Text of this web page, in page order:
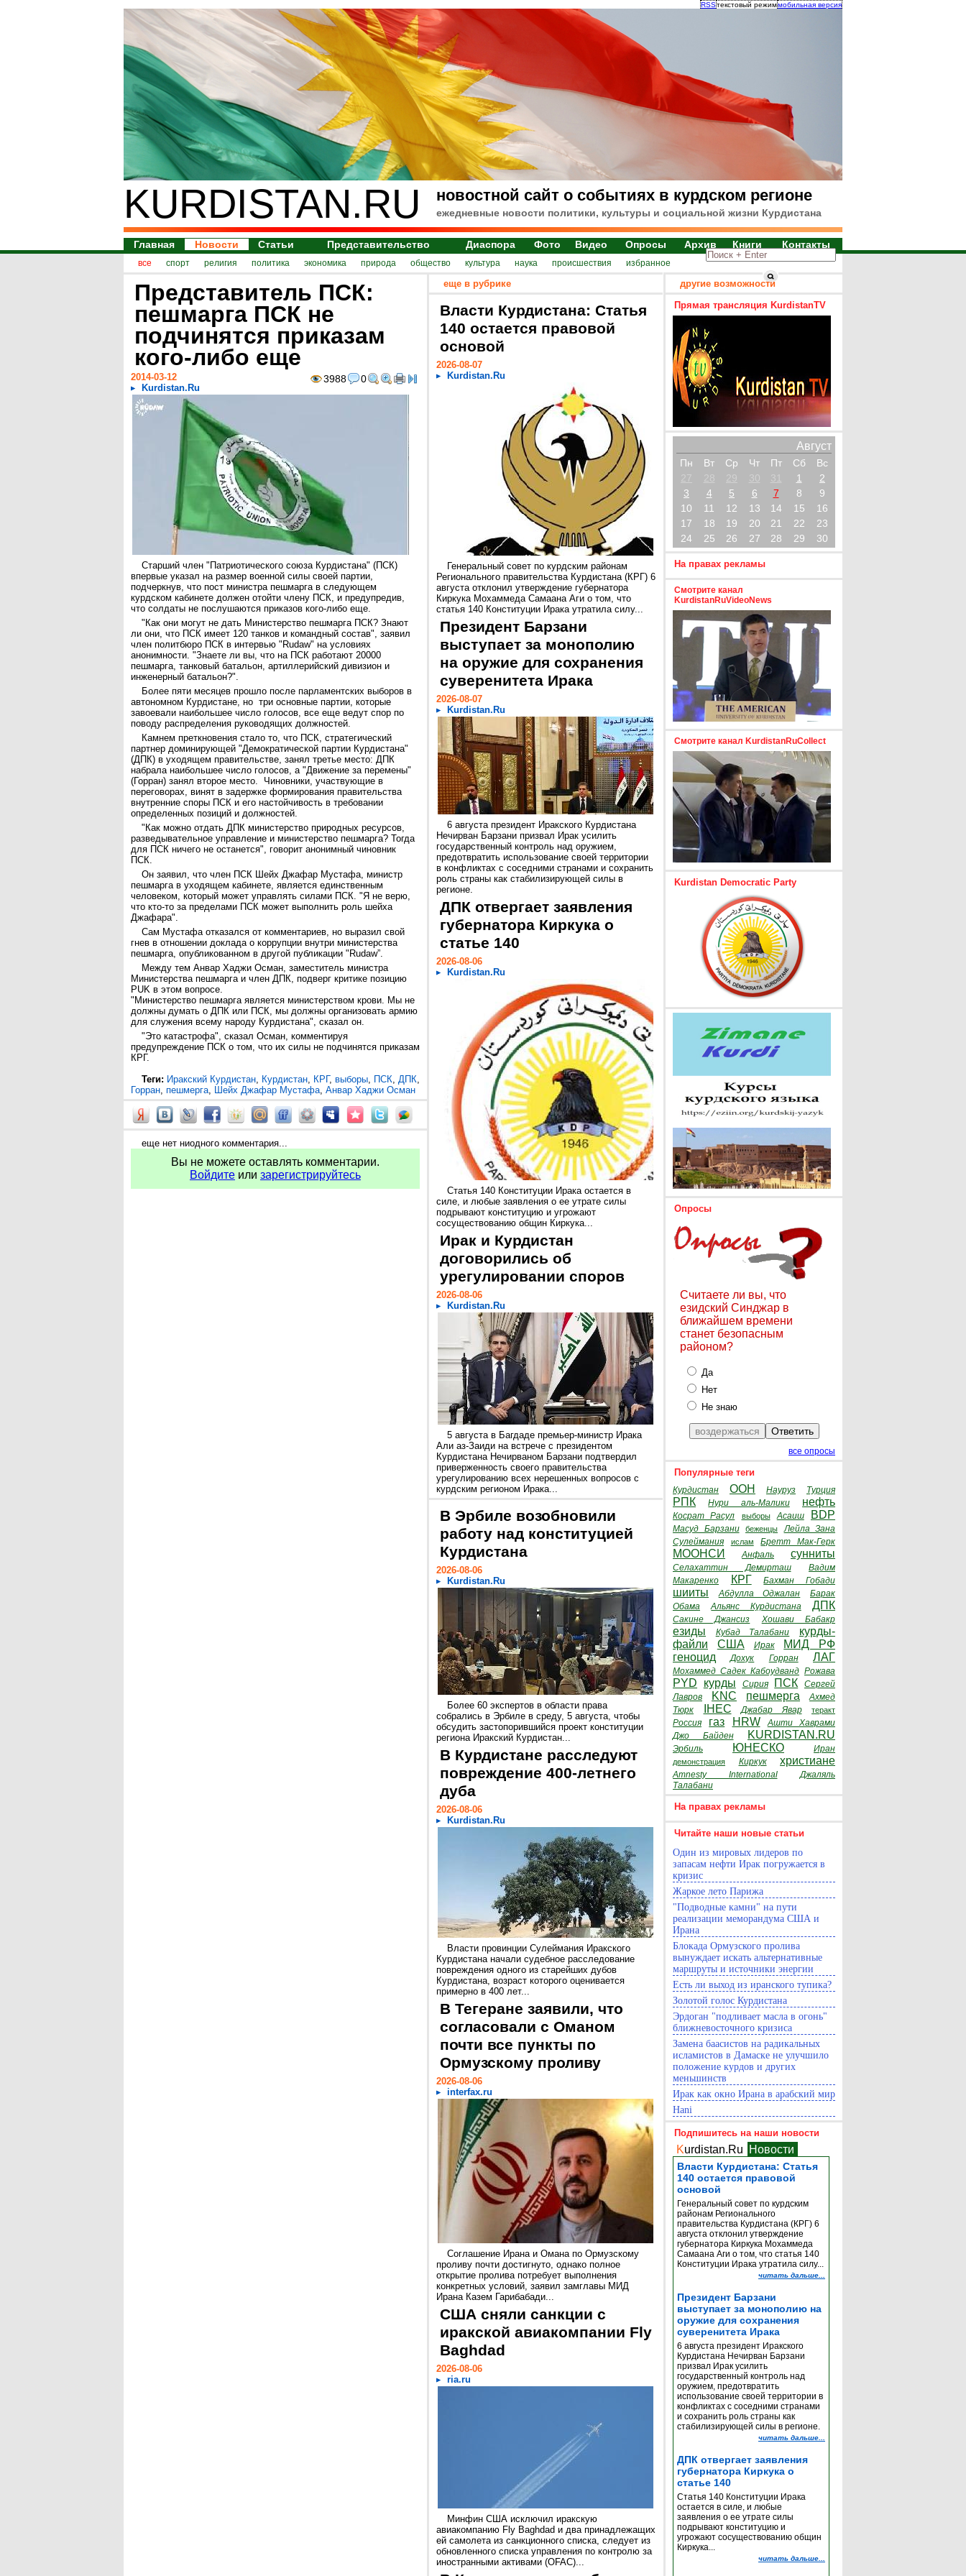
RSSтекстовый режиммобильная версия
KURDISTAN.RU новостной сайт о событиях в курдском регионе
ежедневные новости политики, культуры и социальной жизни Курдистана
Главная Новости Статьи Представительство Диаспора Фото Видео Опросы Архив Книги Контакты
все спорт религия политика экономика природа общество культура наука происшествия избранное
Представитель ПСК:
пешмарга ПСК не
подчинятся приказам
кого-либо еще
3988 0
2014-03-12
Kurdistan.Ru
Старший член "Патриотического союза Курдистана" (ПСК)
впервые указал на размер военной силы своей партии,
подчеркнув, что пост министра пешмарга в следующем
курдском кабинете должен отойти члену ПСК, и предупредив,
что солдаты не послушаются приказов кого-либо еще.
"Как они могут не дать Министерство пешмарга ПСК? Знают
ли они, что ПСК имеет 120 танков и командный состав", заявил
член политбюро ПСК в интервью "Rudaw" на условиях
анонимности. "Знаете ли вы, что на ПСК работают 20000
пешмарга, танковый батальон, артиллерийский дивизион и
инженерный батальон?".
Более пяти месяцев прошло после парламентских выборов в
автономном Курдистане, но три основные партии, которые
завоевали наибольшее число голосов, все еще ведут спор по
поводу распределения руководящих должностей.
Камнем преткновения стало то, что ПСК, стратегический
партнер доминирующей "Демократической партии Курдистана"
(ДПК) в уходящем правительстве, занял третье место: ДПК
набрала наибольшее число голосов, а "Движение за перемены"
(Горран) занял второе место. Чиновники, участвующие в
переговорах, винят в задержке формирования правительства
внутренние споры ПСК и его настойчивость в требовании
определенных позиций и должностей.
"Как можно отдать ДПК министерство природных ресурсов,
разведывательное управление и министерство пешмарга? Тогда
для ПСК ничего не останется", говорит анонимный чиновник
ПСК.
Он заявил, что член ПСК Шейх Джафар Мустафа, министр
пешмарга в уходящем кабинете, является единственным
человеком, который может управлять силами ПСК. "Я не верю,
что кто-то за пределами ПСК может выполнить роль шейха
Джафара".
Сам Мустафа отказался от комментариев, но выразил свой
гнев в отношении доклада о коррупции внутри министерства
пешмарга, опубликованном в другой публикации "Rudaw”.
Между тем Анвар Хаджи Осман, заместитель министра
Министерства пешмарга и член ДПК, подверг критике позицию
PUK в этом вопросе.
"Министерство пешмарга является министерством крови. Мы не
должны думать о ДПК или ПСК, мы должны организовать армию
для служения всему народу Курдистана", сказал он.
"Это катастрофа", сказал Осман, комментируя
предупреждение ПСК о том, что их силы не подчинятся приказам
КРГ.
Теги: Иракский Курдистан, Курдистан, КРГ, выборы, ПСК, ДПК,
Горран, пешмерга, Шейх Джафар Мустафа, Анвар Хаджи Осман
еще нет ниодного комментария...
Вы не можете оставлять комментарии.
Войдите или зарегистрируйтесь
еще в рубрике
Власти Курдистана: Статья
140 остается правовой
основой
2026-08-07
Kurdistan.Ru
Генеральный совет по курдским районам
Регионального правительства Курдистана (КРГ) 6
августа отклонил утверждение губернатора
Киркука Мохаммеда Самаана Аги о том, что
статья 140 Конституции Ирака утратила силу...
Президент Барзани
выступает за монополию
на оружие для сохранения
суверенитета Ирака
2026-08-07
Kurdistan.Ru
6 августа президент Иракского Курдистана
Нечирван Барзани призвал Ирак усилить
государственный контроль над оружием,
предотвратить использование своей территории
в конфликтах с соседними странами и сохранить
роль страны как стабилизирующей силы в
регионе.
ДПК отвергает заявления
губернатора Киркука о
статье 140
2026-08-06
Kurdistan.Ru
Статья 140 Конституции Ирака остается в
силе, и любые заявления о ее утрате силы
подрывают конституцию и угрожают
сосуществованию общин Киркука...
Ирак и Курдистан
договорились об
урегулировании споров
2026-08-06
Kurdistan.Ru
5 августа в Багдаде премьер-министр Ирака
Али аз-Заиди на встрече с президентом
Курдистана Нечирваном Барзани подтвердил
приверженность своего правительства
урегулированию всех нерешенных вопросов с
курдским регионом Ирака...
В Эрбиле возобновили
работу над конституцией
Курдистана
2026-08-06
Kurdistan.Ru
Более 60 экспертов в области права
собрались в Эрбиле в среду, 5 августа, чтобы
обсудить застопорившийся проект конституции
региона Иракский Курдистан...
В Курдистане расследуют
повреждение 400-летнего
дуба
2026-08-06
Kurdistan.Ru
Власти провинции Сулеймания Иракского
Курдистана начали судебное расследование
повреждения одного из старейших дубов
Курдистана, возраст которого оценивается
примерно в 400 лет...
В Тегеране заявили, что
согласовали с Оманом
почти все пункты по
Ормузскому проливу
2026-08-06
interfax.ru
Соглашение Ирана и Омана по Ормузскому
проливу почти достигнуто, однако полное
открытие пролива потребует выполнения
конкретных условий, заявил замглавы МИД
Ирана Казем Гарибабади...
США сняли санкции с
иракской авиакомпании Fly
Baghdad
2026-08-06
ria.ru
Минфин США исключил иракскую
авиакомпанию Fly Baghdad и два принадлежащих
ей самолета из санкционного списка, следует из
обновленного списка управления по контролю за
иностранными активами (OFAC)...
другие возможности
Прямая трансляция KurdistanTV
Август
Пн Вт Ср Чт Пт Сб
Вс
27
28 29 30 31 1
2
3
4 5 6 7 8
9
10
11 12 13 14 15
16
17
18 19 20 21 22
23
24
25 26 27 28 29 30
На правах рекламы
Смотрите канал
KurdistanRuVideoNews
Смотрите канал KurdistanRuCollect
Kurdistan Democratic Party
Опросы
Считаете ли вы, что
езидский Синджар в
ближайшем времени
станет безопасным
районом?
Да
Нет
Не знаю
все опросы
Популярные теги
Курдистан ООН Науруз Турция
РПК Нури аль-Малики нефть
Косрат Расул выборы Асаиш BDP
Масуд Барзани беженцы
Лейла Зана
Сулеймания
ислам Бретт Мак-Герк
МООНСИ Анфаль сунниты
Селахаттин Демирташ
Вадим
Макаренко
КРГ Бахман Гобади
шииты Абдулла Оджалан
Барак
Обама
Альянс Курдистана ДПК
Сакине Джансиз Хошави Бабакр
езиды Кубад Талабани
курды-
файли
США Ирак
МИД РФ
геноцид
Дохук Горран ЛАГ
Мохаммед Садек Кабоудванд Рожава
PYD курды Сирия ПСК
Сергей
Лавров
KNC пешмерга
Ахмед
Тюрк
IHEC Джабар Явар теракт
Россия газ HRW
Ашти Хаврами
Джо Байден
KURDISTAN.RU
Эрбиль ЮНЕСКО Иран
демонстрация Киркук христиане
Amnesty International
Джаляль
Талабани
На правах рекламы
Читайте наши новые статьи
Один из мировых лидеров по
запасам нефти Ирак погружается в
кризис
Жаркое лето Парижа
"Подводные камни" на пути
реализации меморандума США и
Ирана
Блокада Ормузского пролива
вынуждает искать альтернативные
маршруты и источники энергии
Есть ли выход из иранского тупика?
Золотой голос Курдистана
Эрдоган "подливает масла в огонь"
ближневосточного кризиса
Замена баасистов на радикальных
исламистов в Дамаске не улучшило
положение курдов и других
меньшинств
Ирак как окно Ирана в арабский мир
Hani
Подпишитесь на наши новости
Kurdistan.Ru Новости
Власти Курдистана: Статья
140 остается правовой
основой
Генеральный совет по курдским
районам Регионального
правительства Курдистана (КРГ) 6
августа отклонил утверждение
губернатора Киркука Мохаммеда
Самаана Аги о том, что статья 140
Конституции Ирака утратила силу...
читать дальше...
Президент Барзани
выступает за монополию на
оружие для сохранения
суверенитета Ирака
6 августа президент Иракского
Курдистана Нечирван Барзани
призвал Ирак усилить
государственный контроль над
оружием, предотвратить
использование своей территории в
конфликтах с соседними странами
и сохранить роль страны как
стабилизирующей силы в регионе.
читать дальше...
ДПК отвергает заявления
губернатора Киркука о
статье 140
Статья 140 Конституции Ирака
остается в силе, и любые
заявления о ее утрате силы
подрывают конституцию и
угрожают сосуществованию общин
Киркука...
читать дальше...